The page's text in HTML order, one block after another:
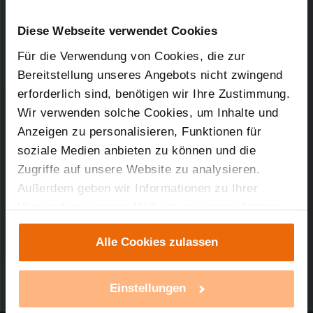
Diese Webseite verwendet Cookies
Für die Verwendung von Cookies, die zur
Bereitstellung unseres Angebots nicht zwingend
erforderlich sind, benötigen wir Ihre Zustimmung.
Wir verwenden solche Cookies, um Inhalte und
Anzeigen zu personalisieren, Funktionen für
soziale Medien anbieten zu können und die
Zugriffe auf unsere Website zu analysieren.
Außerdem geben wir Informationen zu Ihrer
Verwendung unserer Website an unsere Partner
für soziale Medien, Werbung und Analysen weiter.
Unsere Partner führen diese Informationen
möglicherweise mit weiteren Daten zusammen,
die Sie ihnen bereitgestellt haben oder die sie im
Alle Cookies zulassen
Einstellungen
Neuigkeiten
Was gibt es Neues bei Homematic IP? Wir
möchten Sie einladen, sich über aktuelle
Entwicklungen, Produkte und Lösungen zu
informieren.